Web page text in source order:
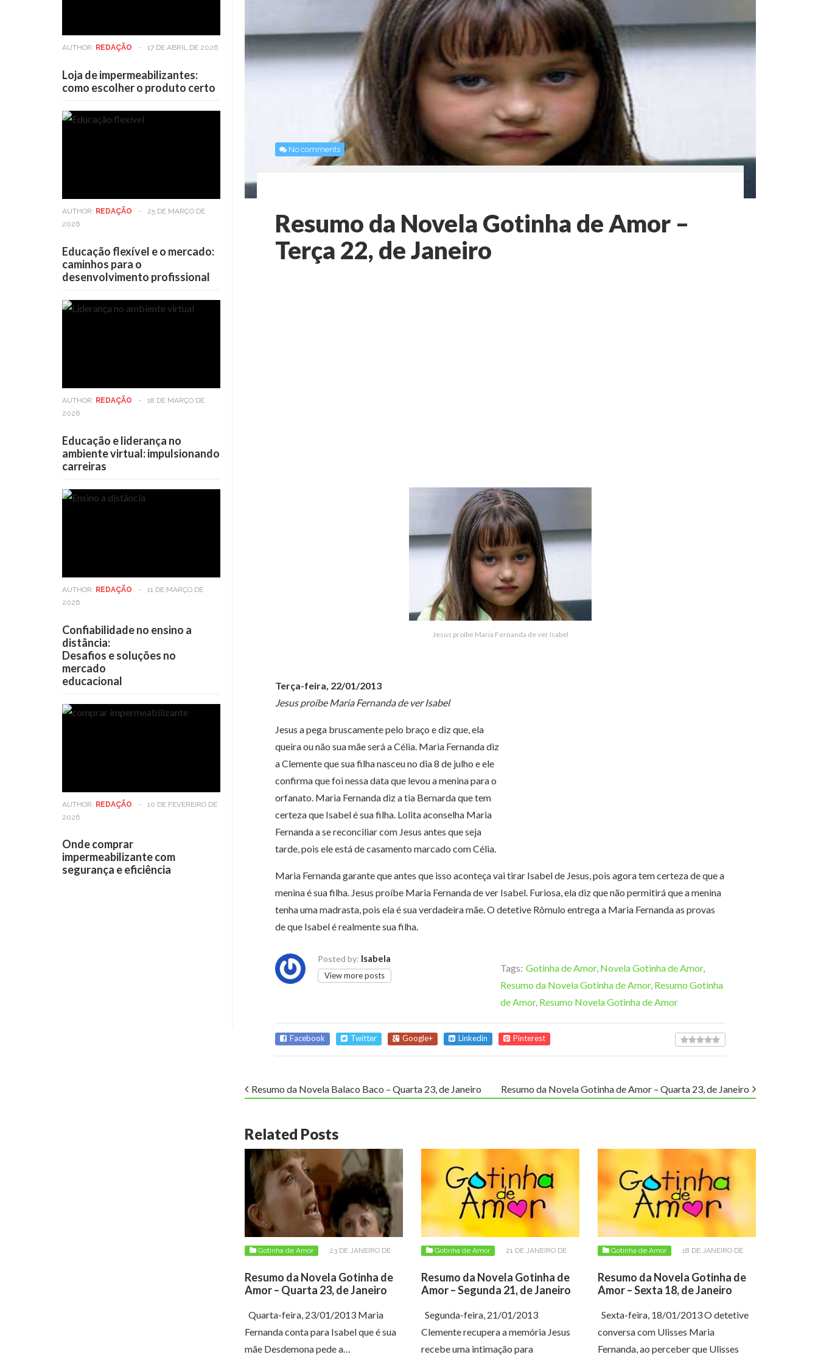
No comments
Resumo da Novela Gotinha de Amor –
Terça 22, de Janeiro
Jesus proíbe Maria Fernanda de ver Isabel
Terça-feira, 22/01/2013
Jesus proíbe Maria Fernanda de ver Isabel
Jesus a pega bruscamente pelo braço e diz que, ela
queira ou não sua mãe será a Célia. Maria Fernanda diz
a Clemente que sua filha nasceu no dia 8 de julho e ele
confirma que foi nessa data que levou a menina para o
orfanato. Maria Fernanda diz a tia Bernarda que tem
certeza que Isabel é sua filha. Lolita aconselha Maria
Fernanda a se reconciliar com Jesus antes que seja
tarde, pois ele está de casamento marcado com Célia.
Maria Fernanda garante que antes que isso aconteça vai tirar Isabel de Jesus, pois agora tem certeza de que a
menina é sua filha. Jesus proíbe Maria Fernanda de ver Isabel. Furiosa, ela diz que não permitirá que a menina
tenha uma madrasta, pois ela é sua verdadeira mãe. O detetive Rômulo entrega a Maria Fernanda as provas
de que Isabel é realmente sua filha.
Posted by: Isabela
View more posts
Tags: Gotinha de Amor, Novela Gotinha de Amor,
Resumo da Novela Gotinha de Amor, Resumo Gotinha
de Amor, Resumo Novela Gotinha de Amor
Facebook Twitter Google+ Linkedin Pinterest
Resumo da Novela Balaco Baco – Quarta 23, de Janeiro Resumo da Novela Gotinha de Amor – Quarta 23, de Janeiro
Related Posts
Gotinha de Amor
23 DE JANEIRO DE
Resumo da Novela Gotinha de
Amor – Quarta 23, de Janeiro
Quarta-feira, 23/01/2013 Maria
Fernanda conta para Isabel que é sua
mãe Desdemona pede a…
Gotinha de Amor
21 DE JANEIRO DE
Resumo da Novela Gotinha de
Amor – Segunda 21, de Janeiro
Segunda-feira, 21/01/2013
Clemente recupera a memória Jesus
recebe uma intimação para
Gotinha de Amor
18 DE JANEIRO DE
Resumo da Novela Gotinha de
Amor – Sexta 18, de Janeiro
Sexta-feira, 18/01/2013 O detetive
conversa com Ulisses Maria
Fernanda, ao perceber que Ulisses
AUTHOR: REDAÇÃO - 17 DE ABRIL DE 2026
Loja de impermeabilizantes:
como escolher o produto certo
AUTHOR: REDAÇÃO -
25 DE MARÇO DE
2026
Educação flexível e o mercado:
caminhos para o
desenvolvimento profissional
AUTHOR: REDAÇÃO -
18 DE MARÇO DE
2026
Educação e liderança no
ambiente virtual: impulsionando
carreiras
AUTHOR: REDAÇÃO -
11 DE MARÇO DE
2026
Confiabilidade no ensino a
distância:
Desafios e soluções no
mercado
educacional
AUTHOR: REDAÇÃO -
10 DE FEVEREIRO DE
2026
Onde comprar
impermeabilizante com
segurança e eficiência